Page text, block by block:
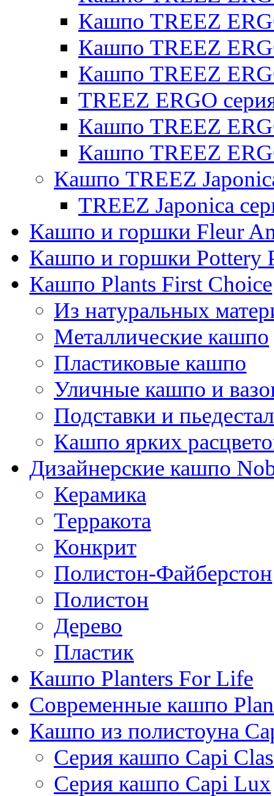
Кашпо TREEZ
Кашпо TREEZ
Кашпо TREEZ
TREEZ ERGO
Кашпо TREEZ
Кашпо TREEZ
Кашпо TREEZ
TREEZ Japonica
Кашпо и горшки Fleur
Кашпо и горшки Pottery
Кашпо Plants First Choice
Из натуральных
Металлические кашпо
Пластиковые кашпо
Уличные кашпо и
Подставки и
Кашпо ярких
Дизайнерские кашпо
Керамика
Терракота
Конкрит
Полистон-Файберстон
Полистон
Дерево
Пластик
Кашпо Planters For Life
Современные кашпо
Кашпо из полистоуна
Серия кашпо Capi
Серия кашпо Capi Lux